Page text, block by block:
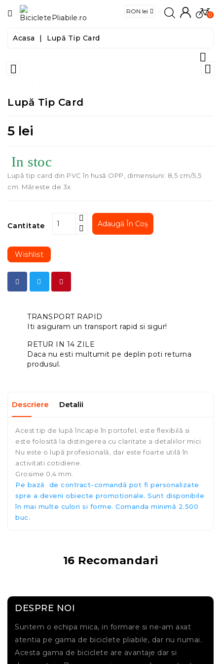
CATEGORIE
Biciclete
E-
Trotinete
Trotinete
Electrice
Accesorii
Food
0
Acasa Lupă Tip Card



Lupă Tip Card
5 lei
In stoc
Lupă tip card din PVC în husă OPP, dimensiuni: 8,5 cm/5,5
cm. Măreste de 3x.
Cantitate Adaugă În Coș
Wishlist
TRANSPORT RAPID
Iti asiguram un transport rapid si sigur!
RETUR IN 14 ZILE
Daca nu esti multumit pe deplin poti returna
produsul.
Descriere Detalii
Acest tip de lupă încape în portofel, este flexibilă si
este folosită la distingerea cu claritate a detaliilor mici.
Nu este o lupă profesională, dar este foarte utilă în
activitati cotidiene.
Grosime 0,4 mm.
Pe bază de contract-comandă pot fi personalizate
spre a deveni obiecte promotionale. Sunt disponibile
în mai multe culori si forme. Comanda minimă 2.500
buc.
16 Recomandari
DESPRE NOI
Suntem o echipa mica, in formare si ne-am axat
atentia pe gama de biciclete pliabile, dar nu numai.
Acesta gama de biciclete are avantaje dar si